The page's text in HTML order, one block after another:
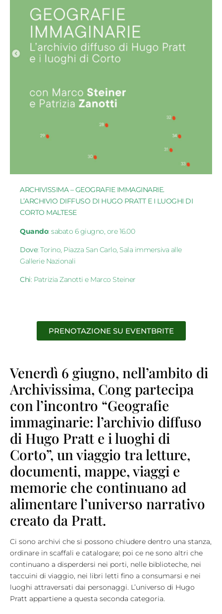
ARCHIVISSIMA – GEOGRAFIE IMMAGINARIE.
L’ARCHIVIO DIFFUSO DI HUGO PRATT E I LUOGHI DI
CORTO MALTESE
Quando: sabato 6 giugno, ore 16.00
Dove: Torino, Piazza San Carlo, Sala immersiva alle
Gallerie Nazionali
Chi: Patrizia Zanotti e Marco Steiner
PRENOTAZIONE SU EVENTBRITE
Venerdì 6 giugno, nell’ambito di
Archivissima, Cong partecipa
con l’incontro “Geografie
immaginarie: l’archivio diffuso
di Hugo Pratt e i luoghi di
Corto”, un viaggio tra letture,
documenti, mappe, viaggi e
memorie che continuano ad
alimentare l’universo narrativo
creato da Pratt.
Ci sono archivi che si possono chiudere dentro una stanza,
ordinare in scaffali e catalogare; poi ce ne sono altri che
continuano a disperdersi nei porti, nelle biblioteche, nei
taccuini di viaggio, nei libri letti fino a consumarsi e nei
luoghi attraversati dai personaggi. L’universo di Hugo
Pratt appartiene a questa seconda categoria.